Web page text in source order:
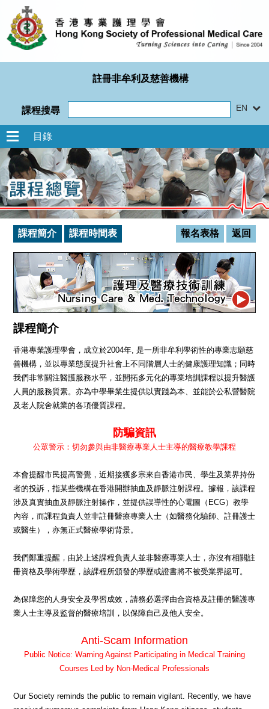
註冊非牟利及慈善機構
課程搜尋 EN
目錄
課程簡介 課程時間表 返回
報名表格
課程簡介
香港專業護理學會，成立於2004年, 是一所非牟利學術性的專業志願慈
善機構，並以專業態度提升社會上不同階層人士的健康護理知識；同時
我們非常關注醫護服務水平，並開拓多元化的專業培訓課程以提升醫護
人員的服務質素。亦為中學畢業生提供以實踐為本、並能於公私營醫院
及老人院舍就業的各項優質課程。
防騙資訊
公眾警示：切勿參與由非醫療專業人士主導的醫療教學課程
本會提醒市民提高警覺，近期接獲多宗來自香港市民、學生及業界持份
者的投訴，指某些機構在香港開辦抽血及靜脈注射課程。據報，該課程
涉及真實抽血及靜脈注射操作，並提供誤導性的心電圖（ECG）教學
內容，而課程負責人並非註冊醫療專業人士（如醫務化驗師、註冊護士
或醫生），亦無正式醫療學術背景。
我們鄭重提醒，由於上述課程負責人並非醫療專業人士，亦沒有相關註
冊資格及學術學歷，該課程所頒發的學歷或證書將不被受業界認可。
為保障您的人身安全及學習成效，請務必選擇由合資格及註冊的醫護專
業人士主導及監督的醫療培訓，以保障自己及他人安全。
Anti-Scam Information
Public Notice: Warning Against Participating in Medical Training
Courses Led by Non-Medical Professionals
Our Society reminds the public to remain vigilant. Recently, we have